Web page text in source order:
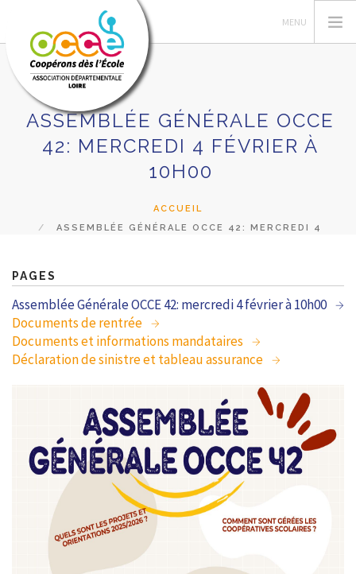
L'OCCE
GERER SA COOPERATIVE
RECHERCHER
CONTACT
ASSEMBLÉE GÉNÉRALE OCCE
42: MERCREDI 4 FÉVRIER À
10H00
ACCUEIL
ASSEMBLÉE GÉNÉRALE OCCE 42: MERCREDI 4
PAGES
Assemblée Générale OCCE 42: mercredi 4 février à 10h00
Documents de rentrée
Documents et informations mandataires
Déclaration de sinistre et tableau assurance